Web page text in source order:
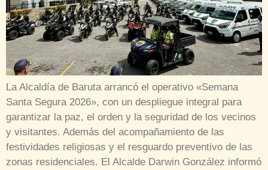
La Alcaldía de Baruta arrancó el operativo «Semana
Santa Segura 2026», con un despliegue integral para
garantizar la paz, el orden y la seguridad de los vecinos
y visitantes. Además del acompañamiento de las
festividades religiosas y el resguardo preventivo de las
zonas residenciales. El Alcalde Darwin González informó